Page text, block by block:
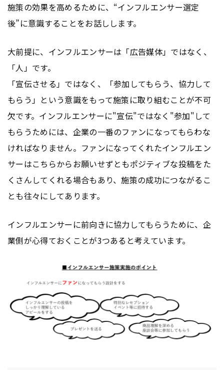
施策の効果を高めるために、“インフルエンサー選定
後”に意識することをお話しします。
大前提に、インフルエンサーは「広告媒体」ではなく、
「人」です。
「宣伝させる」ではなく、「参加してもらう、協力して
もらう」という意識をもって施策に取り組むことが不可
欠です。インフルエンサーに"宣伝"ではなく"参加"して
もらうためには、企業の一番のファンになってもらわな
ければなりません。ファンになってくれたインフルエン
サーはこちらからお願いせずともポジティブな投稿をた
くさんしてくれる場合もあり、施策の成功につながるこ
とも往々にしてあります。
インフルエンサーに前向きに協力してもらうために、企
業側が心得ておくことが3つあると考えています。